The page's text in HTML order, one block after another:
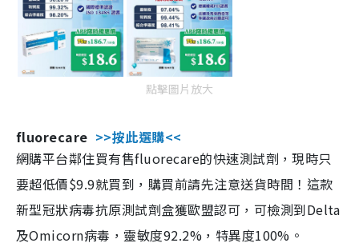
點擊圖片放大
fluorecare >>按此選購<<
網購平台鄰住買有售fluorecare的快速測試劑，現時只
要超低價$9.9就買到，購買前請先注意送貨時間！這款
新型冠狀病毒抗原測試劑盒獲歐盟認可，可檢測到Delta
及Omicorn病毒，靈敏度92.2%，特異度100%。